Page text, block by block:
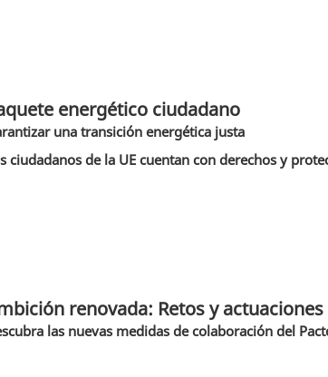
energético ciudadano
una transición energética justa
ciudadanos de la UE cuentan con derechos y
renovada: Retos y
las nuevas medidas de colaboración del